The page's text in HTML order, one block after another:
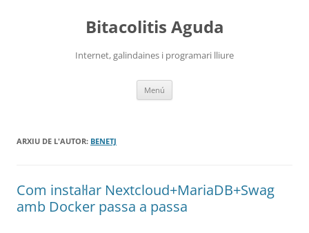
Bitacolitis Aguda
Internet, galindaines i programari lliure
Menú
ARXIU DE L'AUTOR: BENETJ
Com instal·lar Nextcloud+MariaDB+Swag
amb Docker passa a passa